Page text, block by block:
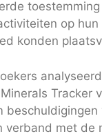
op hun
konden
Tracker
beschuldigingen
verband met de